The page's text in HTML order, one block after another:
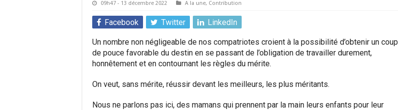
09h47 - 13 décembre 2022 A la une, Contribution
Facebook Twitter LinkedIn
Un nombre non négligeable de nos compatriotes croient à la possibilité d’obtenir un coup
de pouce favorable du destin en se passant de l’obligation de travailler durement,
honnêtement et en contournant les règles du mérite.
On veut, sans mérite, réussir devant les meilleurs, les plus méritants.
Nous ne parlons pas ici, des mamans qui prennent par la main leurs enfants pour leur